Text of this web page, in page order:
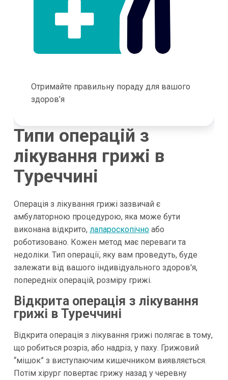
Отримайте правильну пораду для вашого
здоров’я
Типи операцій з
лікування грижі в
Туреччині
Операція з лікування грижі зазвичай є
амбулаторною процедурою, яка може бути
виконана відкрито, лапароскопічноабо
роботизовано. Кожен метод має переваги та
недоліки. Тип операції, яку вам проведуть, буде
залежати від вашого індивідуального здоров'я,
попередніх операцій, розміру грижі.
Відкрита операція з лікування
грижі в Туреччині
Відкрита операція з лікування грижі полягає в тому,
що робиться розріз, або надріз, у паху. Грижовий
“мішок” з виступаючим кишечником виявляється.
Потім хірург повертає грижу назад у черевну